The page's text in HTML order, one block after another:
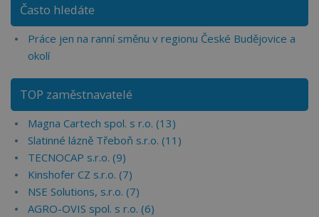
Často hledáte
Práce jen na ranní směnu v regionu České Budějovice a
okolí
TOP zaměstnavatelé
Magna Cartech spol. s r.o. (13)
Slatinné lázně Třeboň s.r.o. (11)
TECNOCAP s.r.o. (9)
Kinshofer CZ s.r.o. (7)
NSE Solutions, s.r.o. (7)
AGRO-OVIS spol. s r.o. (6)